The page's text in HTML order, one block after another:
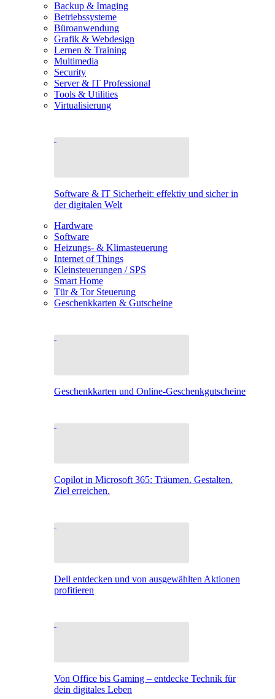
Backup & Imaging
Betriebssysteme
Büroanwendung
Grafik & Webdesign
Lernen & Training
Multimedia
Security
Server & IT Professional
Tools & Utilities
Virtualisierung
Software & IT Sicherheit: effektiv und sicher in
der digitalen Welt
Hardware
Software
Heizungs- & Klimasteuerung
Internet of Things
Kleinsteuerungen / SPS
Smart Home
Tür & Tor Steuerung
Geschenkkarten & Gutscheine
Geschenkkarten und Online-Geschenkgutscheine
Copilot in Microsoft 365: Träumen. Gestalten.
Ziel erreichen.
Dell entdecken und von ausgewählten Aktionen
profitieren
Von Office bis Gaming – entdecke Technik für
dein digitales Leben